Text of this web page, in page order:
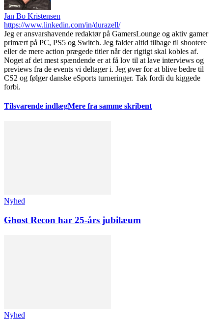
Jan Bo Kristensen
https://www.linkedin.com/in/durazell/
Jeg er ansvarshavende redaktør på GamersLounge og aktiv gamer
primært på PC, PS5 og Switch. Jeg falder altid tilbage til shootere
eller de mere action prægede titler når der rigtigt skal kobles af.
Noget af det mest spændende er at få lov til at lave interviews og
previews fra de events vi deltager i. Jeg øver for at blive bedre til
CS2 og følger danske eSports turneringer. Tak fordi du kiggede
forbi.
Tilsvarende indlægMere fra samme skribent
Nyhed
Ghost Recon har 25-års jubilæum
Nyhed